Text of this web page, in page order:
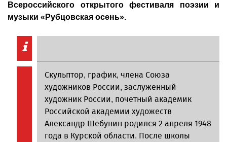
Всероссийского открытого фестиваля поэзии и
музыки «Рубцовская осень».
Скульптор, график, члена Союза
художников России, заслуженный
художник России, почетный академик
Российской академии художеств
Александр Шебунин родился 2 апреля 1948
года в Курской области. После школы